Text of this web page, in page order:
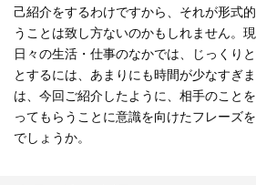
己紹介をするわけですから、それが形式
うことは致し方ないのかもしれません。
日々の生活・仕事のなかでは、じっくり
とするには、あまりにも時間が少なすぎ
は、今回ご紹介したように、相手のこと
ってもらうことに意識を向けたフレーズ
でしょうか。